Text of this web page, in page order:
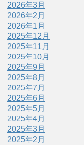
2026年3月
2026年2月
2026年1月
2025年12月
2025年11月
2025年10月
2025年9月
2025年8月
2025年7月
2025年6月
2025年5月
2025年4月
2025年3月
2025年2月